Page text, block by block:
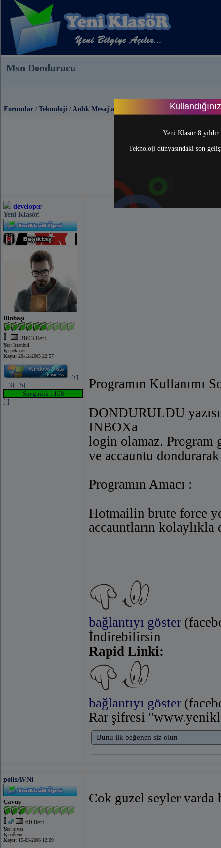
Yeni Klasör 8
Teknoloji dünyasındaki son
Msn Dondurucu
Forumlar / Teknoloji / Anlık Mesajlaşma (Messenger)
developer
Yeni Klasör!
Binbaşı
3803 ileti
Yer: İstanbul
İş: pek çok
Kayıt: 20-12-2005 22:57
[+]
[+3][+5]
Saygınlık 1168
[-]
Programın Kullanımı
DONDURULDU
INBOXa
login olamaz. Program
ve accauntu
Programın Amacı :
Hotmailin brute force
accauntların
bağlantıyı göster
İndirebilirsin
Rapid Linki:
bağlantıyı göster
Rar şifresi
Bunu ilk beğenen siz olun
polisAVNi
Çavuş
60 ileti
Yer: sivas
İş: öğrenci
Kayıt: 15-03-2006 12:09
Cok guzel seyler varda